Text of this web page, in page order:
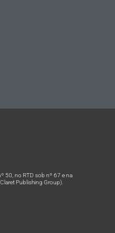
50, no RTD sob nº 67 e na
Publishing Group).